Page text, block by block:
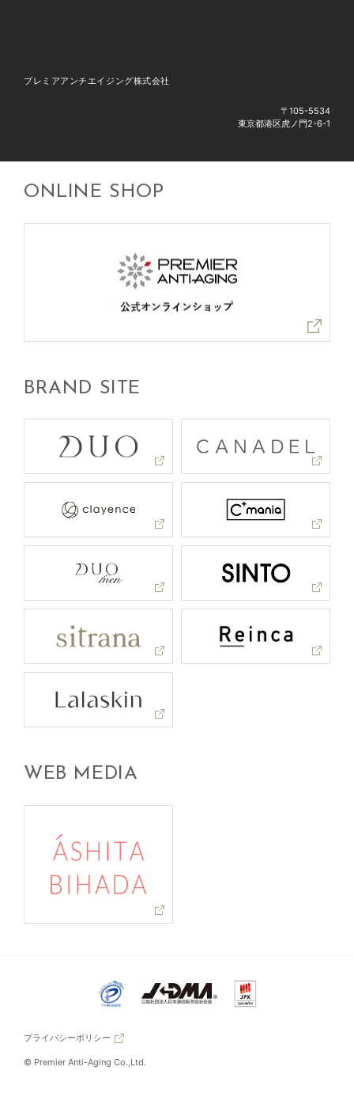
プレミアアンチエイジング株式会社
〒105-5534
東京都港区虎ノ門2-6-1
ONLINE SHOP
BRAND SITE
WEB MEDIA
プライバシーポリシー
© Premier Anti-Aging Co.,Ltd.